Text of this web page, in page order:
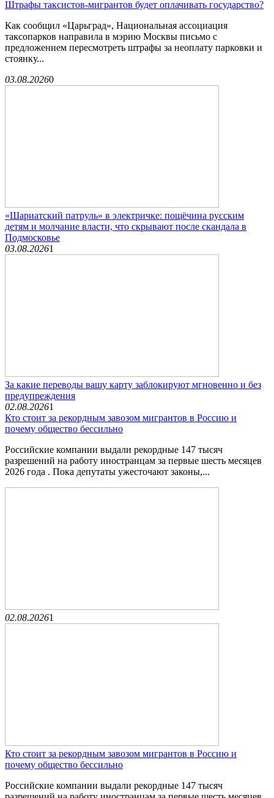
Штрафы таксистов-мигрантов будет оплачивать государство?
Как сообщил «Царьград», Национальная ассоциация
таксопарков направила в мэрию Москвы письмо с
предложением пересмотреть штрафы за неоплату парковки и
стоянку...
03.08.20260
«Шариатский патруль» в электричке: пощёчина русским
детям и молчание власти, что скрывают после скандала в
Подмосковье
03.08.20261
За какие переводы вашу карту заблокируют мгновенно и без
предупреждения
02.08.20261
Кто стоит за рекордным завозом мигрантов в Россию и
почему общество бессильно
Российские компании выдали рекордные 147 тысяч
разрешений на работу иностранцам за первые шесть месяцев
2026 года . Пока депутаты ужесточают законы,...
02.08.20261
Кто стоит за рекордным завозом мигрантов в Россию и
почему общество бессильно
Российские компании выдали рекордные 147 тысяч